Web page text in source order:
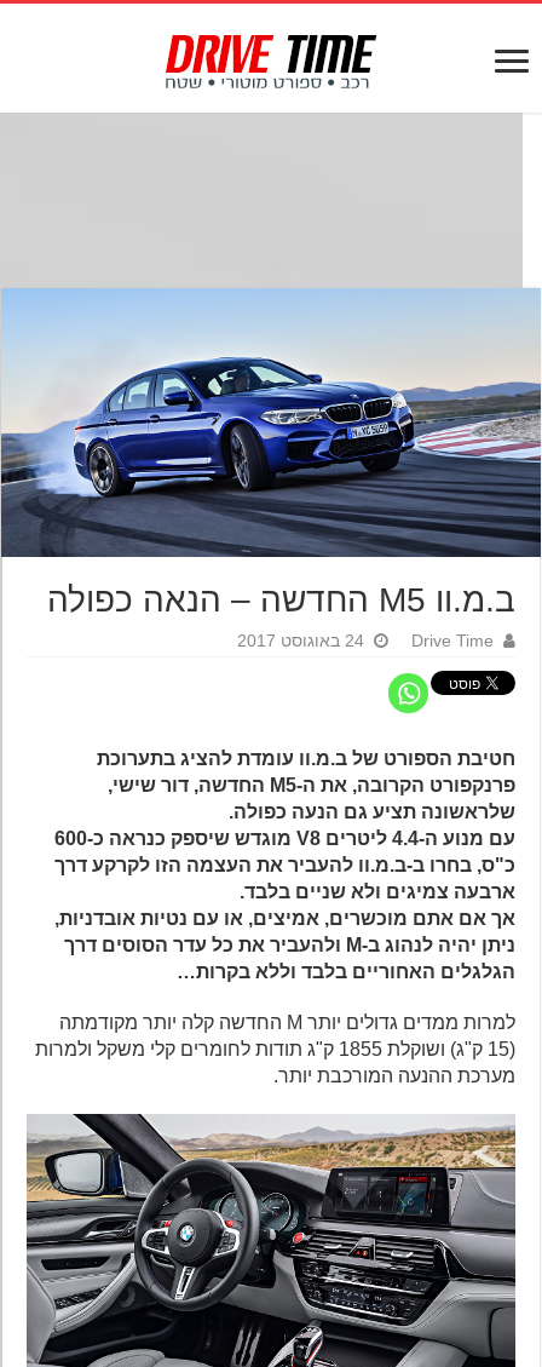
ב.מ.וו M5 החדשה – הנאה כפולה
Drive Time 24 באוגוסט 2017
חטיבת הספורט של ב.מ.וו עומדת להציג בתערוכת
פרנקפורט הקרובה, את ה-M5 החדשה, דור שישי,
שלראשונה תציע גם הנעה כפולה.
עם מנוע ה-4.4 ליטרים V8 מוגדש שיספק כנראה כ-600
כ"ס, בחרו ב-ב.מ.וו להעביר את העצמה הזו לקרקע דרך
ארבעה צמיגים ולא שניים בלבד.
אך אם אתם מוכשרים, אמיצים, או עם נטיות אובדניות,
ניתן יהיה לנהוג ב-M ולהעביר את כל עדר הסוסים דרך
הגלגלים האחוריים בלבד וללא בקרות…
למרות ממדים גדולים יותר M החדשה קלה יותר מקודמתה
(15 ק"ג) ושוקלת 1855 ק"ג תודות לחומרים קלי משקל ולמרות
מערכת ההנעה המורכבת יותר.